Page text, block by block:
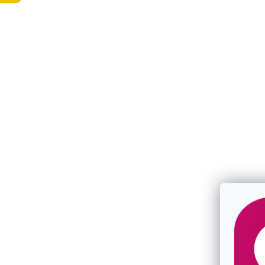
rhodiované stříbro, 14kt zlato
Swarovski krystaly, pravé perly